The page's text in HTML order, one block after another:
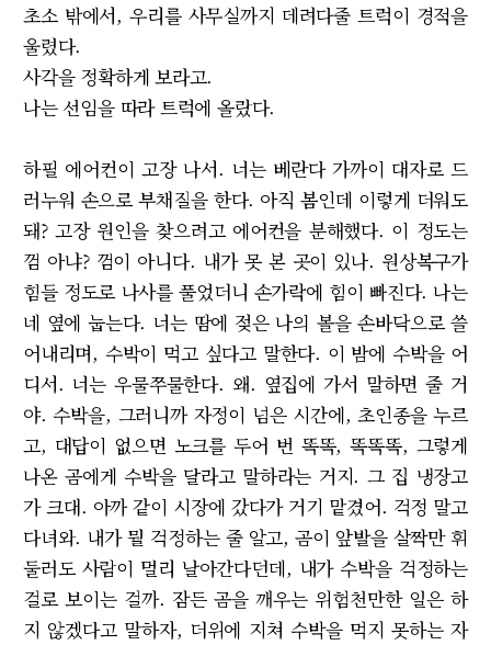
초소 밖에서, 우리를 사무실까지 데려다줄 트럭이 경적을
울렸다.
사각을 정확하게 보라고.
나는 선임을 따라 트럭에 올랐다.
하필 에어컨이 고장 나서. 너는 베란다 가까이 대자로 드
러누워 손으로 부채질을 한다. 아직 봄인데 이렇게 더워도
돼? 고장 원인을 찾으려고 에어컨을 분해했다. 이 정도는
껌 아냐? 껌이 아니다. 내가 못 본 곳이 있나. 원상복구가
힘들 정도로 나사를 풀었더니 손가락에 힘이 빠진다. 나는
네 옆에 눕는다. 너는 땀에 젖은 나의 볼을 손바닥으로 쓸
어내리며, 수박이 먹고 싶다고 말한다. 이 밤에 수박을 어
디서. 너는 우물쭈물한다. 왜. 옆집에 가서 말하면 줄 거
야. 수박을, 그러니까 자정이 넘은 시간에, 초인종을 누르
고, 대답이 없으면 노크를 두어 번 똑똑, 똑똑똑, 그렇게
나온 곰에게 수박을 달라고 말하라는 거지. 그 집 냉장고
가 크대. 아까 같이 시장에 갔다가 거기 맡겼어. 걱정 말고
다녀와. 내가 뭘 걱정하는 줄 알고, 곰이 앞발을 살짝만 휘
둘러도 사람이 멀리 날아간다던데, 내가 수박을 걱정하는
걸로 보이는 걸까. 잠든 곰을 깨우는 위험천만한 일은 하
지 않겠다고 말하자, 더위에 지쳐 수박을 먹지 못하는 자